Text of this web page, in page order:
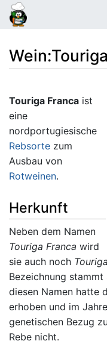
Wein:
Touriga Franca ist
eine
nordportugiesische
Rebsorte zum
Ausbau von
Rotweinen.
Herkunft
Neben dem Namen
Touriga Franca wird
sie auch noch
Bezeichnung stammt
diesen Namen hatte
erhoben und im
genetischen Bezug
Rebe nicht.